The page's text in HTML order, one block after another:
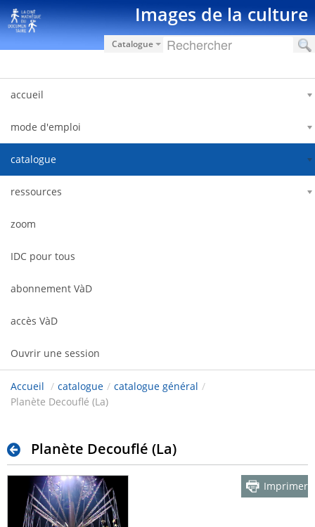
Saut au contenu Images de la culture
Catalogue
accueil
mode d'emploi
catalogue
ressources
zoom
IDC pour tous
abonnement VàD
accès VàD
Ouvrir une session
Accueil / catalogue / catalogue général /
Planète Decouflé (La)
Planète Decouflé (La)
Imprimer